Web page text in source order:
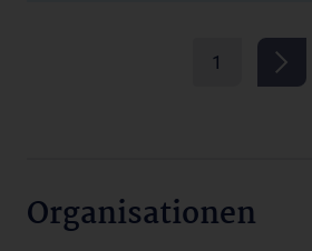
1
Organisationen